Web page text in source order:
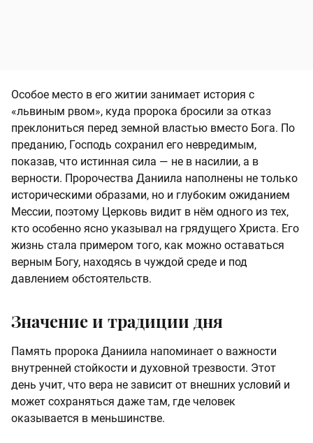
Особое место в его житии занимает история с
«львиным рвом», куда пророка бросили за отказ
преклониться перед земной властью вместо Бога. По
преданию, Господь сохранил его невредимым,
показав, что истинная сила — не в насилии, а в
верности. Пророчества Даниила наполнены не только
историческими образами, но и глубоким ожиданием
Мессии, поэтому Церковь видит в нём одного из тех,
кто особенно ясно указывал на грядущего Христа. Его
жизнь стала примером того, как можно оставаться
верным Богу, находясь в чуждой среде и под
давлением обстоятельств.
Значение и традиции дня
Память пророка Даниила напоминает о важности
внутренней стойкости и духовной трезвости. Этот
день учит, что вера не зависит от внешних условий и
может сохраняться даже там, где человек
оказывается в меньшинстве.